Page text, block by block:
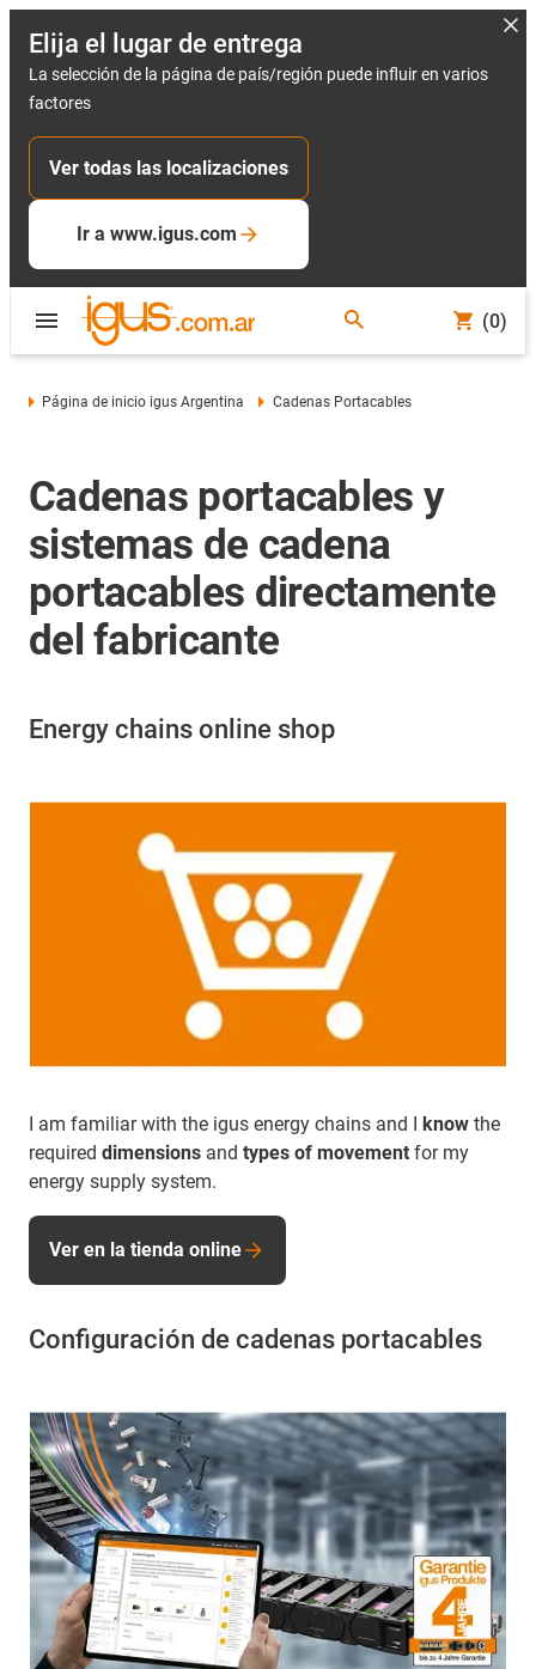
Elija el lugar de entrega
La selección de la página de país/región puede influir en varios
factores
Ver todas las localizaciones
Ir a www.igus.com
(0)
Página de inicio igus Argentina Cadenas Portacables
Cadenas portacables y
sistemas de cadena
portacables directamente
del fabricante
Energy chains online shop
I am familiar with the igus energy chains and I know the
required dimensions and types of movement for my
energy supply system.
Ver en la tienda online
Configuración de cadenas portacables